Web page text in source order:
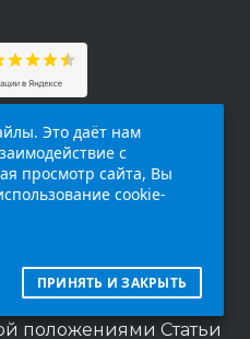
характер и
является публичной
положениями Статьи
Это даёт нам
с
просмотр сайта, Вы
cookie-
ПРИНЯТЬ И ЗАКРЫТЬ